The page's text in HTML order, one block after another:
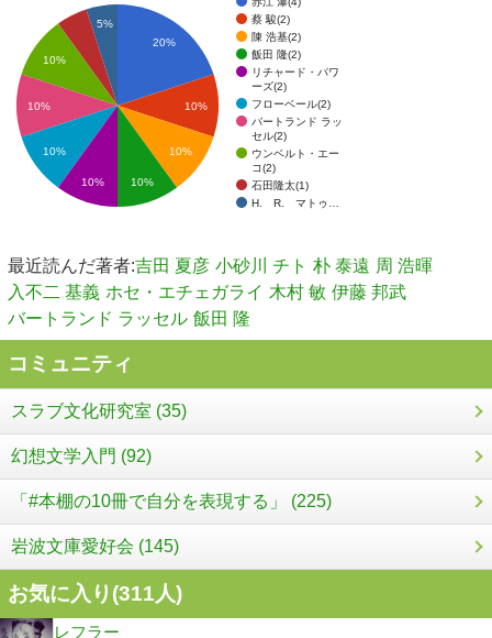
蔡 駿(2)
陳 浩基(2)
飯田 隆(2)
リチャード・パワ
ーズ(2)
フローベール(2)
バートランド ラッ
セル(2)
ウンベルト・エー
コ(2)
石田隆太(1)
H. R. マトゥ…
20%
10%
10%
5%
10%
10%
10%
10% 10%
最近読んだ著者:吉田 夏彦 小砂川 チト 朴 泰遠 周 浩暉
入不二 基義 ホセ・エチェガライ 木村 敏 伊藤 邦武
バートランド ラッセル 飯田 隆
コミュニティ
スラブ文化研究室 (35)
幻想文学入門 (92)
「#本棚の10冊で自分を表現する」 (225)
岩波文庫愛好会 (145)
お気に入り(311人)
レフラー